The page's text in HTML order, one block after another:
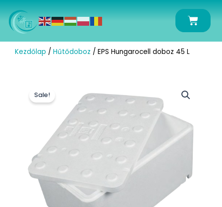
Skip
to
content
Kosár
Kezdőlap / Hűtődoboz / EPS Hungarocell doboz 45 L
Sale!